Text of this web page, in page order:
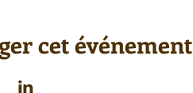
cet événement